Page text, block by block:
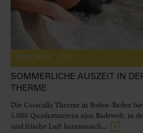
01.07.2026 0
SOMMERLICHE AUSZEIT IN
THERME
Die Caracalla Therme in Baden-Baden
5.000 Quadratmetern eine Badewelt, in
und frische Luft harmonisch...